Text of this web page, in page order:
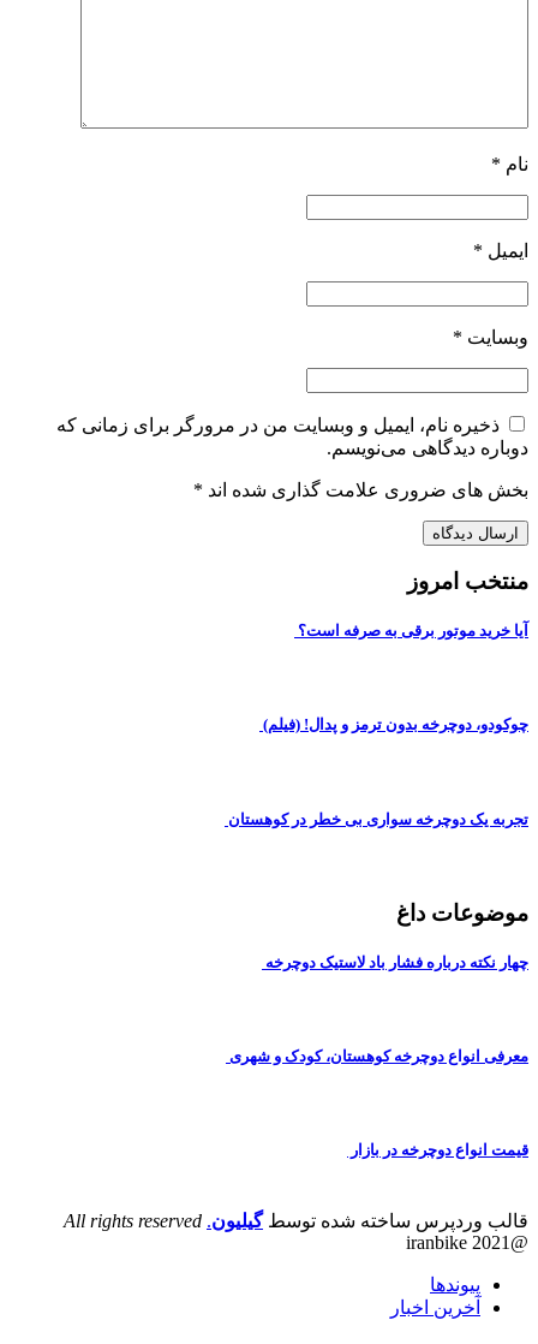
*
*
*
ذخیره نام، ایمیل و وبسایت من در مرورگر برای زمانی که
دیدگاهی می‌نویسم.
های ضروری علامت گذاری شده اند*
امروز
خرید موتور برقی به صرفه است؟
دوچرخه بدون ترمز و پدال! (فیلم)
یک دوچرخه سواری بی خطر در کوهستان
داغ
نکته درباره فشار باد لاستیک دوچرخه
انواع دوچرخه کوهستان، کودک و شهری
انواع دوچرخه در بازار
وردپرس ساخته شده توسطگیلیون.
All rights reserved
@iranbike
پیوندها
آخرین اخبار